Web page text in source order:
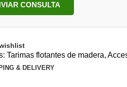
CONSULTA
Tarimas flotantes de madera,
& DELIVERY